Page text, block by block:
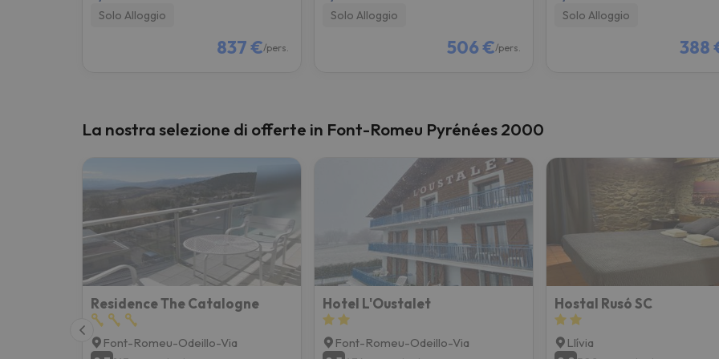
Solo Alloggio
837 €/pers.
Solo Alloggio
506 €/pers.
Solo Alloggio
388
La nostra selezione di offerte in Font-Romeu Pyrénées 2000
Residence The Catalogne
Font-Romeu-Odeillo-Via
Hotel L'Oustalet
Font-Romeu-Odeillo-Via
Hostal Rusó SC
Llívia